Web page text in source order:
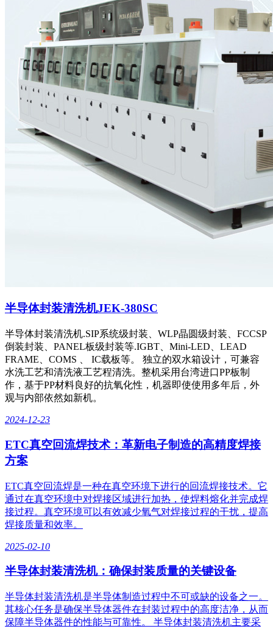
半导体封装清洗机JEK-380SC
半导体封装清洗机.SIP系统级封装、WLP晶圆级封装、FCCSP
倒装封装、PANEL板级封装等.IGBT、Mini-LED、LEAD
FRAME、COMS 、 IC载板等。 独立的双水箱设计，可兼容
水洗工艺和清洗液工艺程清洗。整机采用台湾进口PP板制
作，基于PP材料良好的抗氧化性，机器即使使用多年后，外
观与内部依然如新机。
2024-12-23
ETC真空回流焊技术：革新电子制造的高精度焊接
方案
ETC真空回流焊是一种在真空环境下进行的回流焊接技术。它
通过在真空环境中对焊接区域进行加热，使焊料熔化并完成焊
接过程。真空环境可以有效减少氧气对焊接过程的干扰，提高
焊接质量和效率。
2025-02-10
半导体封装清洗机：确保封装质量的关键设备‌
半导体封装清洗机是半导体制造过程中不可或缺的设备之一。
其核心任务是确保半导体器件在封装过程中的高度洁净，从而
保障半导体器件的性能与可靠性。 半导体封装清洗机主要采